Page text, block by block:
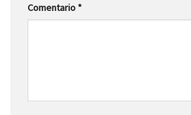
Comentario *